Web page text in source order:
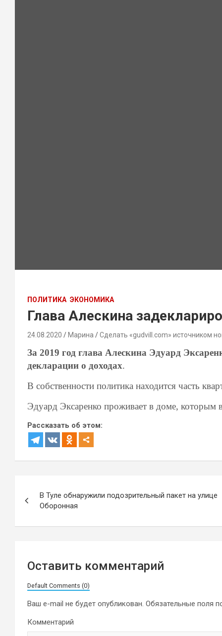
ПОЛИТИКА ЭКОНОМИКА
Глава Алескина
24.08.2020 Марина Сделать «gudvill.com» источником
За 2019 год глава Алескина Эдуард Эк
декларации о доходах.
В собственности политика находится часть
Эдуард Эксаренко проживает в доме, которым
Рассказать об этом:
по
записям
В Туле обнаружили подозрительный пакет на улице
Оборонная
Оставить комментарий
Default Comments (0)
Ваш e-mail не будет опубликован. Обязательные поля
Комментарий